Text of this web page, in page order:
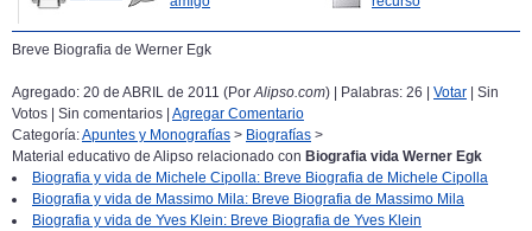
Breve Biografia de Werner Egk
Agregado: 20 de ABRIL de 2011 (PorAlipso.com) | Palabras: 26 | Votar | Sin
Votos | Sin comentarios | Agregar Comentario
Categoría:Apuntes y Monografías > Biografías >
Material educativo de Alipso relacionado con Biografia vida Werner Egk
Biografia y vida de Michele Cipolla: Breve Biografia de Michele Cipolla
Biografia y vida de Massimo Mila: Breve Biografia de Massimo Mila
Biografia y vida de Yves Klein: Breve Biografia de Yves Klein